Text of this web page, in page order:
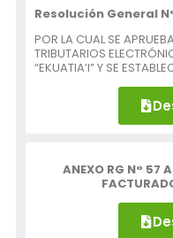
Resolución General
POR LA CUAL SE
TRIBUTARIOS
“EKUATIA’I” Y SE
ANEXO RG N° 57